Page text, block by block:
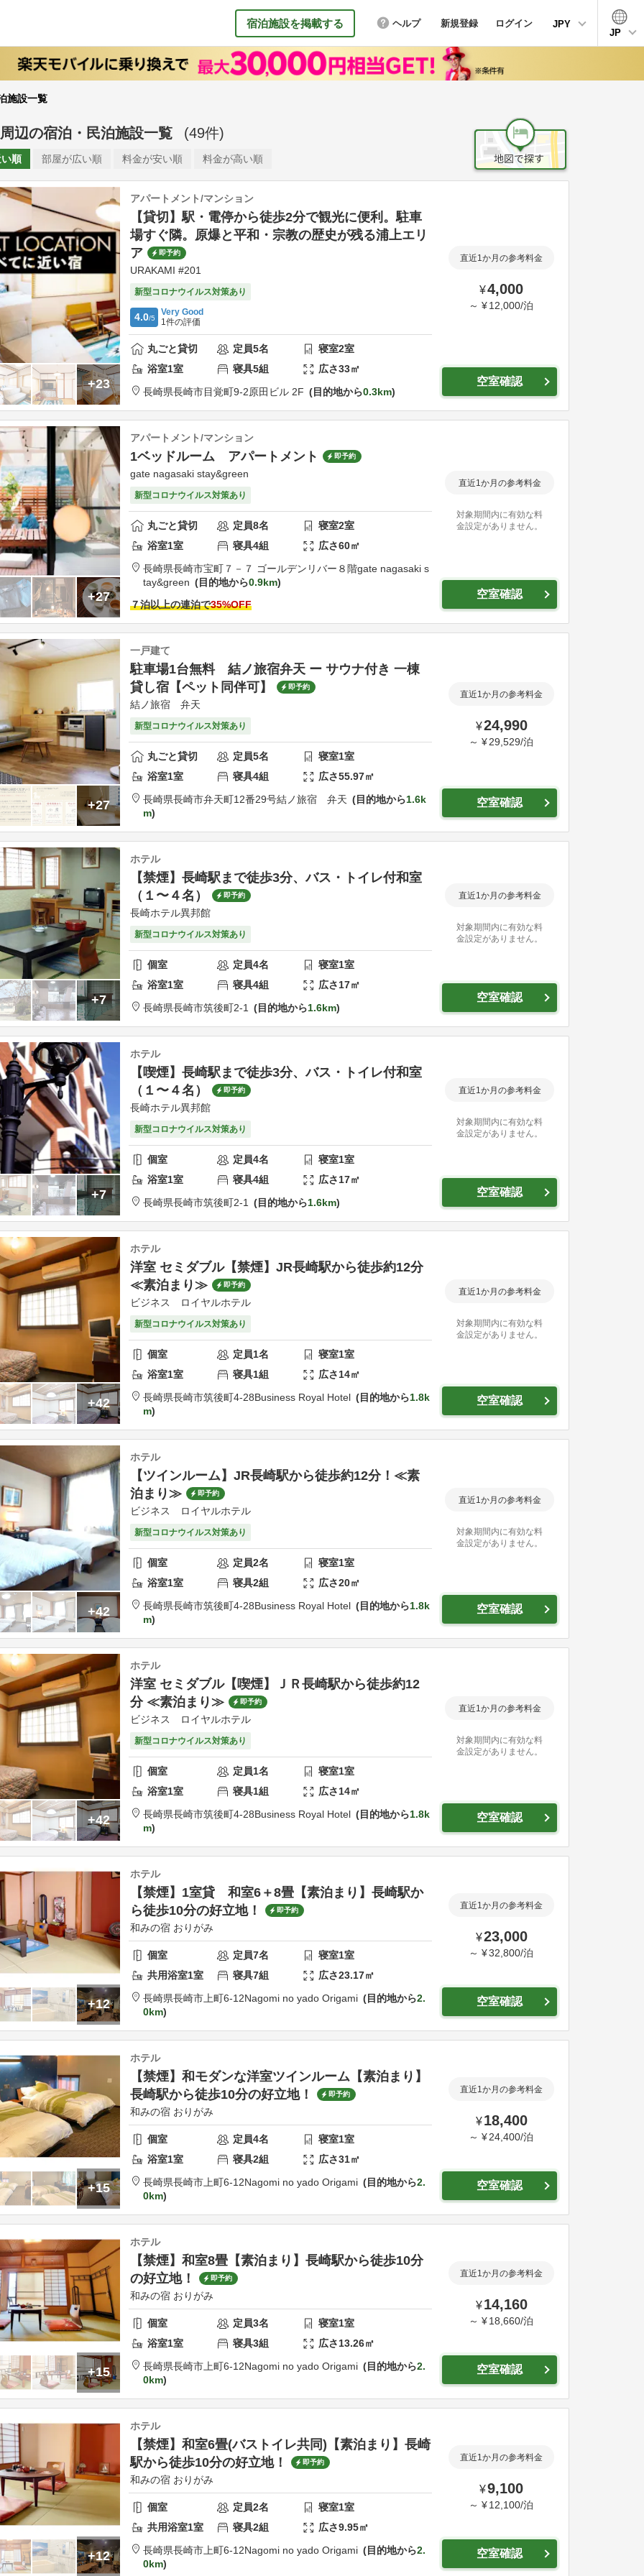
宿泊施設を掲載する ヘルプ 新規登録 ログイン
JPY
JP
施設一覧
辺の宿泊・民泊施設一覧 (49件)
順 部屋が広い順 料金が安い順 料金が高い順
+23
アパートメント/マンション
【貸切】駅・電停から徒歩2分で観光に便利。駐車
場すぐ隣。原爆と平和・宗教の歴史が残る浦上エリ
ア
即予約
URAKAMI #201
新型コロナウイルス対策あり
4.0/5
Very Good
1 件の評価
丸ごと貸切 定員5名 寝室2室
浴室1室 寝具5組 広さ33㎡
長崎県長崎市目覚町9-2原田ビル 2F 目的地から0.3km
直近1か月の参考料金
¥4,000
～ ¥ 12,000/泊
空室確認
+27
アパートメント/マンション
1ベッドルーム アパートメント 即予約
gate nagasaki stay&green
新型コロナウイルス対策あり
丸ごと貸切 定員8名 寝室2室
浴室1室 寝具4組 広さ60㎡
長崎県長崎市宝町７－７ ゴールデンリバー８階gate nagasaki s
tay&green
目的地から0.9km
７泊以上の連泊で35%OFF
直近1か月の参考料金
対象期間内に有効な料
金設定がありません。
空室確認
+27
一戸建て
駐車場1台無料 結ノ旅宿弁天 ー サウナ付き 一棟
貸し宿【ペット同伴可】
即予約
結ノ旅宿 弁天
新型コロナウイルス対策あり
丸ごと貸切 定員5名 寝室1室
浴室1室 寝具4組 広さ55.97㎡
長崎県長崎市弁天町12番29号結ノ旅宿 弁天 目的地から1.6k
m
直近1か月の参考料金
¥24,990
～ ¥ 29,529/泊
空室確認
+7
ホテル
【禁煙】長崎駅まで徒歩3分、バス・トイレ付和室
（１〜４名）
即予約
長崎ホテル異邦館
新型コロナウイルス対策あり
個室 定員4名 寝室1室
浴室1室 寝具4組 広さ17㎡
長崎県長崎市筑後町2-1 目的地から1.6km
直近1か月の参考料金
対象期間内に有効な料
金設定がありません。
空室確認
+7
ホテル
【喫煙】長崎駅まで徒歩3分、バス・トイレ付和室
（１〜４名）
即予約
長崎ホテル異邦館
新型コロナウイルス対策あり
個室 定員4名 寝室1室
浴室1室 寝具4組 広さ17㎡
長崎県長崎市筑後町2-1 目的地から1.6km
直近1か月の参考料金
対象期間内に有効な料
金設定がありません。
空室確認
+42
ホテル
洋室 セミダブル【禁煙】JR長崎駅から徒歩約12分
≪素泊まり≫
即予約
ビジネス ロイヤルホテル
新型コロナウイルス対策あり
個室 定員1名 寝室1室
浴室1室 寝具1組 広さ14㎡
長崎県長崎市筑後町4-28Business Royal Hotel 目的地から1.8k
m
直近1か月の参考料金
対象期間内に有効な料
金設定がありません。
空室確認
+42
ホテル
【ツインルーム】JR長崎駅から徒歩約12分！≪素
泊まり≫
即予約
ビジネス ロイヤルホテル
新型コロナウイルス対策あり
個室 定員2名 寝室1室
浴室1室 寝具2組 広さ20㎡
長崎県長崎市筑後町4-28Business Royal Hotel 目的地から1.8k
m
直近1か月の参考料金
対象期間内に有効な料
金設定がありません。
空室確認
+42
ホテル
洋室 セミダブル【喫煙】ＪＲ長崎駅から徒歩約12
分 ≪素泊まり≫
即予約
ビジネス ロイヤルホテル
新型コロナウイルス対策あり
個室 定員1名 寝室1室
浴室1室 寝具1組 広さ14㎡
長崎県長崎市筑後町4-28Business Royal Hotel 目的地から1.8k
m
直近1か月の参考料金
対象期間内に有効な料
金設定がありません。
空室確認
+12
ホテル
【禁煙】1室貸 和室6＋8畳【素泊まり】長崎駅か
ら徒歩10分の好立地！
即予約
和みの宿 おりがみ
個室 定員7名 寝室1室
共用浴室1室 寝具7組 広さ23.17㎡
長崎県長崎市 上町6-12Nagomi no yado Origami 目的地から2.
0km
直近1か月の参考料金
¥23,000
～ ¥32,800/泊
空室確認
+15
ホテル
【禁煙】和モダンな洋室ツインルーム【素泊まり】
長崎駅から徒歩10分の好立地！
即予約
和みの宿 おりがみ
個室 定員4名 寝室1室
浴室1室 寝具2組 広さ31㎡
長崎県長崎市 上町6-12Nagomi no yado Origami 目的地から2.
0km
直近1か月の参考料金
¥ 18,400
～ ¥ 24,400/泊
空室確認
+15
ホテル
【禁煙】和室8畳【素泊まり】長崎駅から徒歩10分
の好立地！
即予約
和みの宿 おりがみ
個室 定員3名 寝室1室
浴室1室 寝具3組 広さ13.26㎡
長崎県長崎市 上町6-12Nagomi no yado Origami 目的地から2.
0km
直近1か月の参考料金
¥ 14,160
～ ¥ 18,660/泊
空室確認
+12
ホテル
【禁煙】和室6畳(バストイレ共同)【素泊まり】長崎
駅から徒歩10分の好立地！
即予約
和みの宿 おりがみ
個室 定員2名 寝室1室
共用浴室1室 寝具2組 広さ9.95㎡
長崎県長崎市 上町6-12Nagomi no yado Origami 目的地から2.
0km
直近1か月の参考料金
¥9,100
～ ¥ 12,100/泊
空室確認